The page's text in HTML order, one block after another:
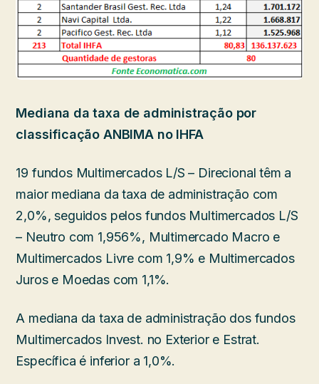
Mediana da taxa de administração por
classificação ANBIMA no IHFA
19 fundos Multimercados L/S – Direcional têm a
maior mediana da taxa de administração com
2,0%, seguidos pelos fundos Multimercados L/S
– Neutro com 1,956%, Multimercado Macro e
Multimercados Livre com 1,9% e Multimercados
Juros e Moedas com 1,1%.
A mediana da taxa de administração dos fundos
Multimercados Invest. no Exterior e Estrat.
Específica é inferior a 1,0%.